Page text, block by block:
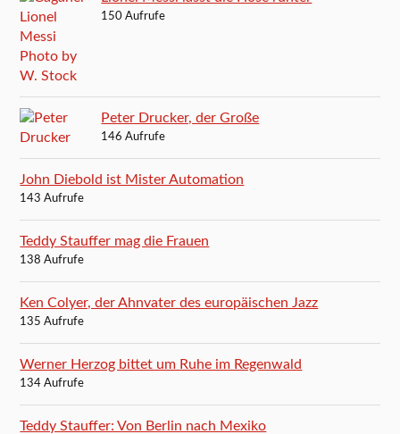
150 Aufrufe
Peter Drucker, der Große
146 Aufrufe
John Diebold ist Mister Automation
143 Aufrufe
Teddy Stauffer mag die Frauen
138 Aufrufe
Ken Colyer, der Ahnvater des europäischen Jazz
135 Aufrufe
Werner Herzog bittet um Ruhe im Regenwald
134 Aufrufe
Teddy Stauffer: Von Berlin nach Mexiko